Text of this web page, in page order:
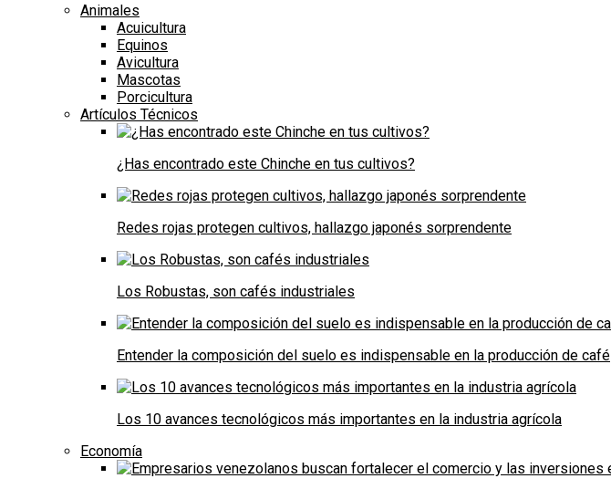
Animales
Acuicultura
Equinos
Avicultura
Mascotas
Porcicultura
Artículos Técnicos
¿Has encontrado este Chinche en tus cultivos?
Redes rojas protegen cultivos, hallazgo japonés sorprendente
Los Robustas, son cafés industriales
Entender la composición del suelo es indispensable en la producción de café
Los 10 avances tecnológicos más importantes en la industria agrícola
Economía